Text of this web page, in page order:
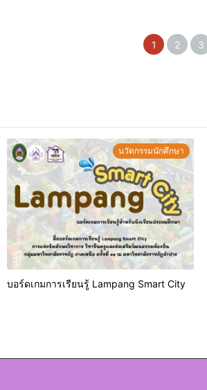
1 2 3
นวัตกรรมนักศึกษา
บอร์ดเกมการเรียนรู้ Lampang Smart City